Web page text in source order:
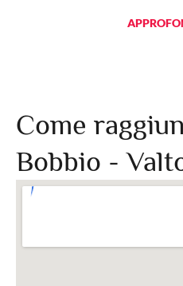
Come
Bobbio -